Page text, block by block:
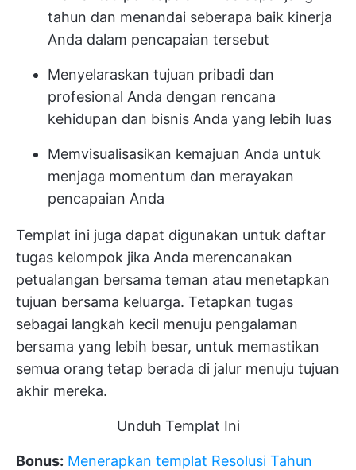
tahun dan menandai seberapa baik kinerja
Anda dalam pencapaian tersebut
Menyelaraskan tujuan pribadi dan
profesional Anda dengan rencana
kehidupan dan bisnis Anda yang lebih luas
Memvisualisasikan kemajuan Anda untuk
menjaga momentum dan merayakan
pencapaian Anda
Templat ini juga dapat digunakan untuk daftar
tugas kelompok jika Anda merencanakan
petualangan bersama teman atau menetapkan
tujuan bersama keluarga. Tetapkan tugas
sebagai langkah kecil menuju pengalaman
bersama yang lebih besar, untuk memastikan
semua orang tetap berada di jalur menuju tujuan
akhir mereka.
Unduh Templat Ini
Bonus: Menerapkan templat Resolusi Tahun